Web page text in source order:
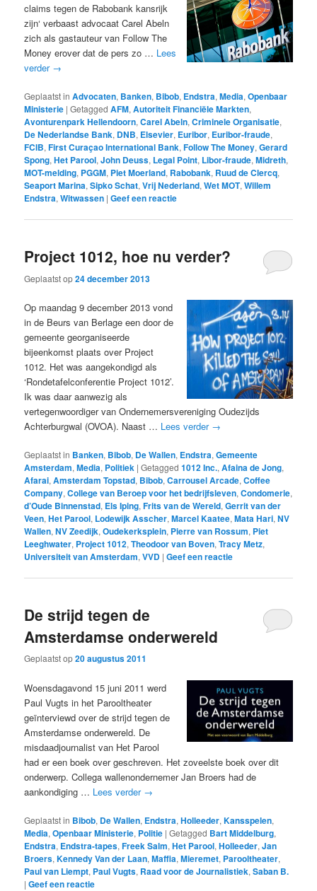
claims tegen de Rabobank kansrijk
zijn‘ verbaast advocaat Carel Abeln
zich als gastauteur van Follow The
Money erover dat de pers zo … Lees
verder →
Geplaatst in Advocaten, Banken, Bibob, Endstra,Media,Openbaar
Ministerie |Getagged AFM,Autoriteit Financiële Markten,
Avonturenpark Hellendoorn,Carel Abeln,Criminele Organisatie,
De Nederlandse Bank, DNB, Elsevier, Euribor, Euribor-fraude,
FCIB,First Curaçao International Bank,Follow The Money,Gerard
Spong,Het Parool,John Deuss, Legal Point, Libor-fraude,Midreth,
MOT-melding, PGGM, Piet Moerland, Rabobank, Ruud de Clercq,
Seaport Marina,Sipko Schat,Vrij Nederland,Wet MOT,Willem
Endstra,Witwassen |Geef een reactie
Project 1012, hoe nu verder?
Geplaatst op24 december 2013
Op maandag 9 december 2013 vond
in de Beurs van Berlage een door de
gemeente georganiseerde
bijeenkomst plaats over Project
1012. Het was aangekondigd als
‘Rondetafelconferentie Project 1012’.
Ik was daar aanwezig als
vertegenwoordiger van Ondernemersvereniging Oudezijds
Achterburgwal (OVOA). Naast … Lees verder →
Geplaatst in Banken, Bibob, De Wallen, Endstra,Gemeente
Amsterdam,Media, Politiek |Getagged 1012 Inc.,Afaina de Jong,
Afarai,Amsterdam Topstad, Bibob,Carrousel Arcade,Coffee
Company,College van Beroep voor het bedrijfsleven,Condomerie,
d’Oude Binnenstad, Els Iping,Frits van de Wereld,Gerrit van der
Veen,Het Parool, Lodewijk Asscher,Marcel Kaatee,Mata Hari,NV
Wallen,NV Zeedijk,Oudekerksplein, Pierre van Rossum, Piet
Leeghwater, Project 1012,Theodoor van Boven,Tracy Metz,
Universiteit van Amsterdam,VVD |Geef een reactie
De strijd tegen de
Amsterdamse onderwereld
Geplaatst op20 augustus 2011
Woensdagavond 15 juni 2011 werd
Paul Vugts in het Parooltheater
geïnterviewd over de strijd tegen de
Amsterdamse onderwereld. De
misdaadjournalist van Het Parool
had er een boek over geschreven. Het zoveelste boek over dit
onderwerp. Collega wallenondernemer Jan Broers had de
aankondiging … Lees verder →
Geplaatst in Bibob, De Wallen, Endstra,Holleeder,Kansspelen,
Media,Openbaar Ministerie, Politie |Getagged Bart Middelburg,
Endstra, Endstra-tapes,Freek Salm,Het Parool,Holleeder,Jan
Broers,Kennedy Van der Laan,Maffia,Mieremet, Parooltheater,
Paul van Liempt, Paul Vugts, Raad voor de Journalistiek,Saban B.
|Geef een reactie